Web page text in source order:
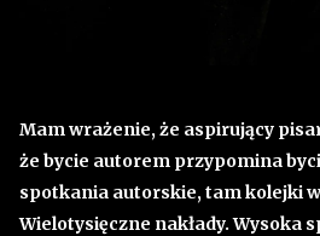
Mam wrażenie, że aspirujący
że bycie autorem przypomina
spotkania autorskie, tam kolejki
Wielotysięczne nakłady. Wysoka